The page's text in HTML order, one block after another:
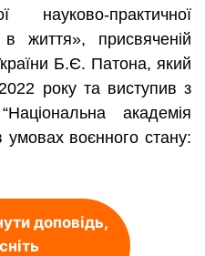
науково-практичної
життя», присвяченій
Б.Є. Патона, який
року та виступив з
академія
умовах воєнного стану:
доповідь,